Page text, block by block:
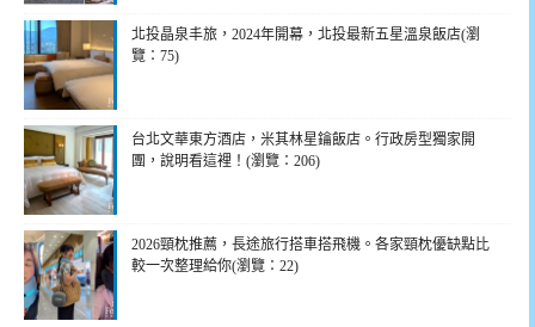
北投晶泉丰旅，2024年開幕，北投最新五星溫泉飯店(瀏
覽：75)
台北文華東方酒店，米其林星鑰飯店。行政房型獨家開
團，說明看這裡！(瀏覽：206)
2026頸枕推薦，長途旅行搭車搭飛機。各家頸枕優缺點比
較一次整理給你(瀏覽：22)